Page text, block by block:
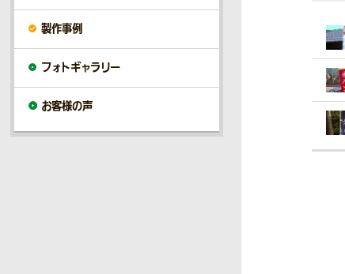
製作事例
フォトギャラリー
お客様の声